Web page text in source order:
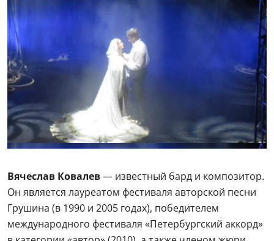
Вячеслав Ковалев— известный бард и композитор.
Он является лауреатом фестиваля авторской песни
Грушина (в 1990 и 2005 годах), победителем
международного фестиваля «Петербургский аккорд»